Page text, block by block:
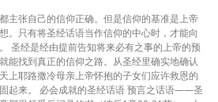
主张自己的信仰正确。但是信仰的基准是上帝
。只有将圣经话语当作信仰的中心时，才能向
圣经是经由提前告知将来必有之事的上帝的预
能找到真正的信仰之路。从圣经里确实地确认
上耶路撒冷母亲上帝怀抱的子女们应许救恩的
起来。 必会成就的圣经话语 预言之话语——圣